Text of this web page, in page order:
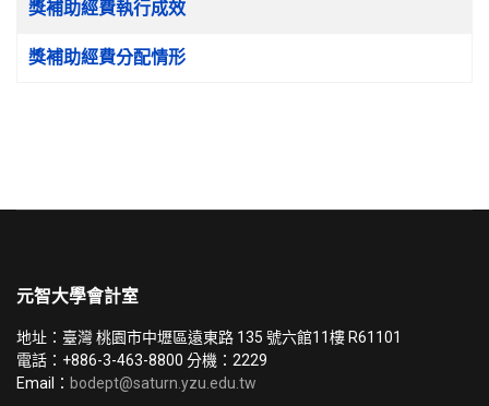
獎補助經費執行成效
獎補助經費分配情形
元智大學會計室
地址：臺灣 桃園市中壢區遠東路 135 號六館11樓 R61101
電話：+886-3-463-8800 分機：2229
Email： bodept@saturn.yzu.edu.tw